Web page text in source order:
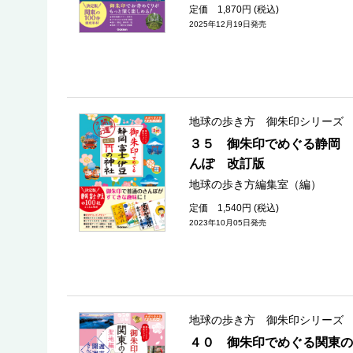
定価 1,870円 (税込)
2025年12月19日発売
地球の歩き方 御朱印シリーズ
３５ 御朱印でめぐる静
んぽ 改訂版
地球の歩き方編集室（編）
定価 1,540円 (税込)
2023年10月05日発売
地球の歩き方 御朱印シリーズ
４０ 御朱印でめぐる関東